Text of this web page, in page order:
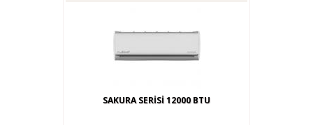
SAKURA SERİSİ 12000 BTU